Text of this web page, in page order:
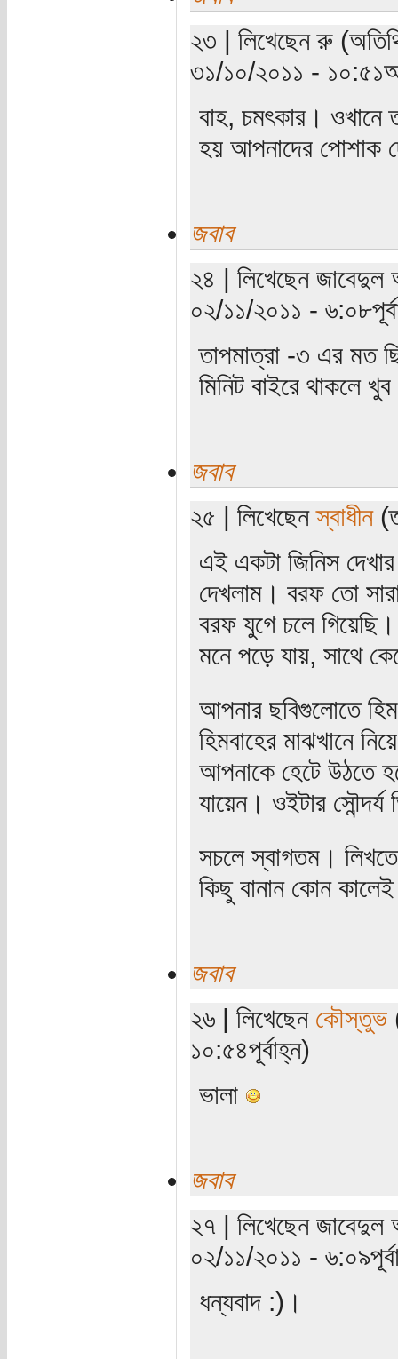
২৩ | লিখেছেন রু
৩১/১০/২০১১ -
বাহ, চমৎকার। ওখানে
হয় আপনাদের পোশাক
জবাব
২৪ | লিখেছেন জাবেদুল
০২/১১/২০১১ -
তাপমাত্রা -৩ এর মত
মিনিট বাইরে থাকলে
জবাব
২৫ | লিখেছেনস্বাধীন
এই একটা জিনিস
দেখলাম। বরফ তো
বরফ যুগে চলে
মনে পড়ে যায়, সাথে
আপনার ছবিগুলোতে
হিমবাহের মাঝখানে
আপনাকে হেটে উঠতে
যায়েন। ওইটার
সচলে স্বাগতম।
কিছু বানান কোন
জবাব
২৬ | লিখেছেন কৌস্তুভ
১০:৫৪পূর্বাহ্ন)
ভালা
জবাব
২৭ | লিখেছেন জাবেদুল
০২/১১/২০১১ -
ধন্যবাদ :)।